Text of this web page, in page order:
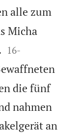
alle zum
Micha


16-
die fünf
nahmen
an